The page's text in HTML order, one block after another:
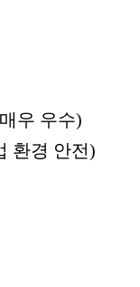
우 우수)
환경 안전)